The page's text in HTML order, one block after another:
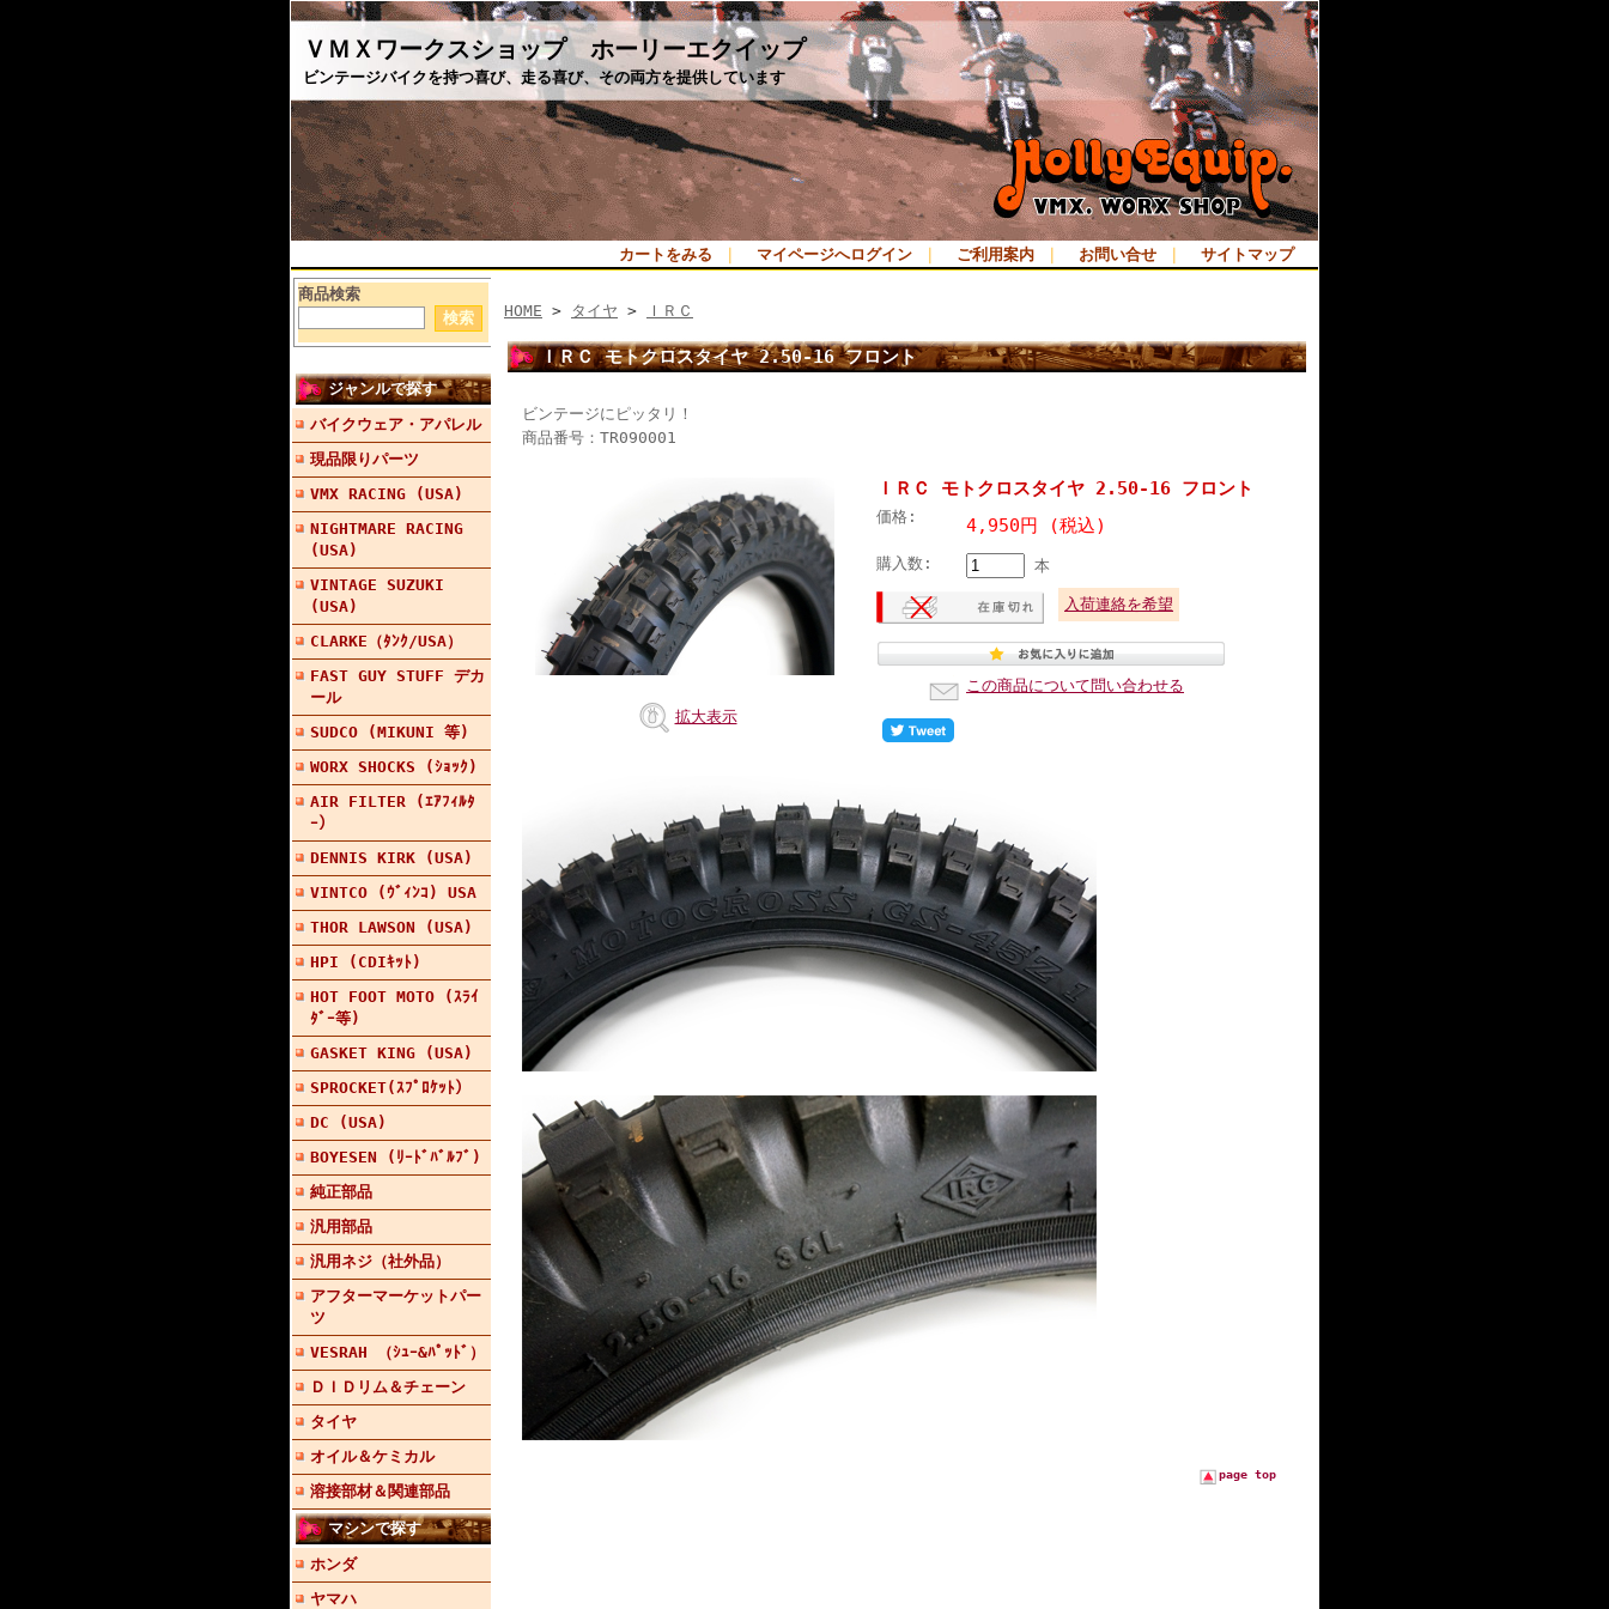
ＶＭＸワークスショップ ホーリーエクイップ
ビンテージバイクを持つ喜び、走る喜び、その両方を提供しています
カートをみる マイページへログイン ご利用案内 お問い合せ サイトマップ
商品検索
ジャンルで探す
バイクウェア・アパレル
現品限りパーツ
VMX RACING (USA)
NIGHTMARE RACING
(USA)
VINTAGE SUZUKI
(USA)
CLARKE（ﾀﾝｸ/USA）
FAST GUY STUFF デカ
ール
SUDCO (MIKUNI 等)
WORX SHOCKS (ｼｮｯｸ)
AIR FILTER (ｴｱﾌｨﾙﾀ
ｰ）
DENNIS KIRK (USA)
VINTCO (ｳﾞｨﾝｺ) USA
THOR LAWSON (USA)
HPI (CDIｷｯﾄ)
HOT FOOT MOTO (ｽﾗｲ
ﾀﾞｰ等)
GASKET KING (USA)
SPROCKET(ｽﾌﾟﾛｹｯﾄ）
DC (USA)
BOYESEN (ﾘｰﾄﾞﾊﾞﾙﾌﾞ)
純正部品
汎用部品
汎用ネジ（社外品）
アフターマーケットパー
ツ
VESRAH （ｼｭｰ&ﾊﾟｯﾄﾞ）
ＤＩＤリム＆チェーン
タイヤ
オイル＆ケミカル
溶接部材＆関連部品
マシンで探す
ホンダ
ヤマハ
HOME > タイヤ > ＩＲＣ
ＩＲＣ モトクロスタイヤ 2.50-16 フロント
ビンテージにピッタリ！
商品番号：TR090001
拡大表示
ＩＲＣ モトクロスタイヤ 2.50-16 フロント
価格: 4,950円 (税込)
購入数: 本
入荷連絡を希望
この商品について問い合わせる
page top